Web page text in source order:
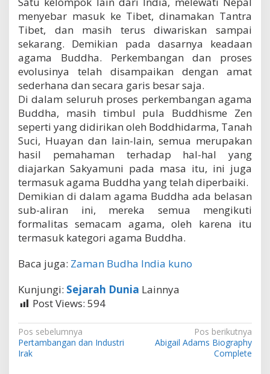
menyebar masuk ke Tibet, dinamakan Tantra
Tibet, dan masih terus diwariskan sampai
sekarang. Demikian pada dasarnya keadaan
agama Buddha. Perkembangan dan proses
evolusinya telah disampaikan dengan amat
sederhana dan secara garis besar saja.
Di dalam seluruh proses perkembangan agama
Buddha, masih timbul pula Buddhisme Zen
seperti yang didirikan oleh Boddhidarma, Tanah
Suci, Huayan dan lain-lain, semua merupakan
hasil pemahaman terhadap hal-hal yang
diajarkan Sakyamuni pada masa itu, ini juga
termasuk agama Buddha yang telah diperbaiki.
Demikian di dalam agama Buddha ada belasan
sub-aliran ini, mereka semua mengikuti
formalitas semacam agama, oleh karena itu
termasuk kategori agama Buddha.
Baca juga: Zaman Budha India kuno
Kunjungi: Sejarah Dunia Lainnya
Post Views: 594
N
a
Pos sebelumnya
Pertambangan dan Industri
Irak
Pos berikutnya
Abigail Adams Biography
Complete